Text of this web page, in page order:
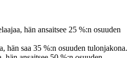
hän ansaitsee 25 %:n osuuden
hän saa 35 %:n osuuden tulonjakona.